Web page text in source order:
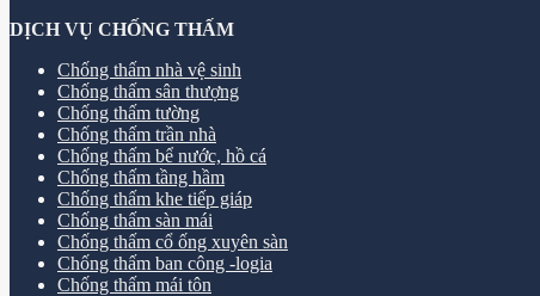
DỊCH VỤ CHỐNG THẤM
Chống thấm nhà vệ sinh
Chống thấm sân thượng
Chống thấm tường
Chống thấm trần nhà
Chống thấm bể nước, hồ cá
Chống thấm tầng hầm
Chống thấm khe tiếp giáp
Chống thấm sàn mái
Chống thấm cổ ống xuyên sàn
Chống thấm ban công -logia
Chống thấm mái tôn